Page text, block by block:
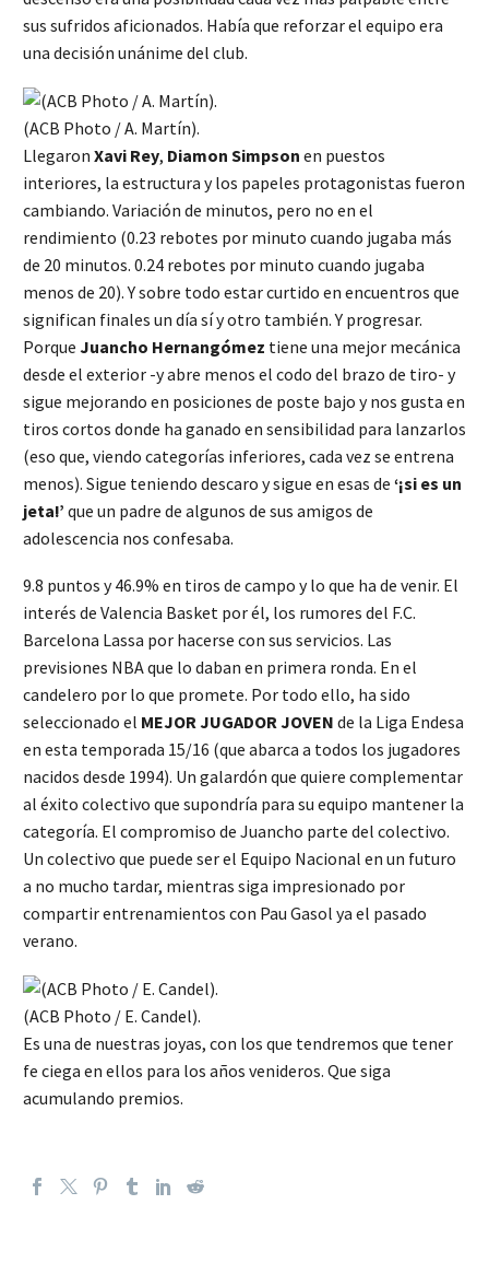
sus sufridos aficionados. Había que reforzar el equipo era
una decisión unánime del club.
(ACB Photo / A. Martín).
Llegaron Xavi Rey, Diamon Simpson en puestos
interiores, la estructura y los papeles protagonistas fueron
cambiando. Variación de minutos, pero no en el
rendimiento (0.23 rebotes por minuto cuando jugaba más
de 20 minutos. 0.24 rebotes por minuto cuando jugaba
menos de 20). Y sobre todo estar curtido en encuentros que
significan finales un día sí y otro también. Y progresar.
Porque Juancho Hernangómez tiene una mejor mecánica
desde el exterior -y abre menos el codo del brazo de tiro- y
sigue mejorando en posiciones de poste bajo y nos gusta en
tiros cortos donde ha ganado en sensibilidad para lanzarlos
(eso que, viendo categorías inferiores, cada vez se entrena
menos). Sigue teniendo descaro y sigue en esas de ‘¡si es un
jeta!’ que un padre de algunos de sus amigos de
adolescencia nos confesaba.
9.8 puntos y 46.9% en tiros de campo y lo que ha de venir. El
interés de Valencia Basket por él, los rumores del F.C.
Barcelona Lassa por hacerse con sus servicios. Las
previsiones NBA que lo daban en primera ronda. En el
candelero por lo que promete. Por todo ello, ha sido
seleccionado el MEJOR JUGADOR JOVEN de la Liga Endesa
en esta temporada 15/16 (que abarca a todos los jugadores
nacidos desde 1994). Un galardón que quiere complementar
al éxito colectivo que supondría para su equipo mantener la
categoría. El compromiso de Juancho parte del colectivo.
Un colectivo que puede ser el Equipo Nacional en un futuro
a no mucho tardar, mientras siga impresionado por
compartir entrenamientos con Pau Gasol ya el pasado
verano.
(ACB Photo / E. Candel).
Es una de nuestras joyas, con los que tendremos que tener
fe ciega en ellos para los años venideros. Que siga
acumulando premios.